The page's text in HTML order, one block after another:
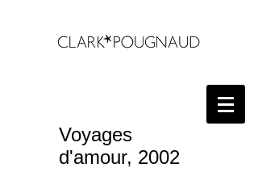
Voyages
d'amour, 2002